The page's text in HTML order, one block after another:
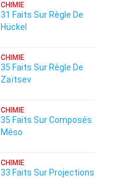
CHIMIE
31 Faits Sur Règle De
Hückel
CHIMIE
35 Faits Sur Règle De
Zaïtsev
CHIMIE
35 Faits Sur Composés
Méso
CHIMIE
33 Faits Sur Projections